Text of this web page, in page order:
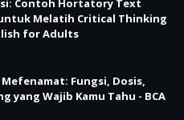
Contoh Hortatory Text
Melatih Critical Thinking
for Adults
Fungsi, Dosis,
yang Wajib Kamu Tahu - BCA